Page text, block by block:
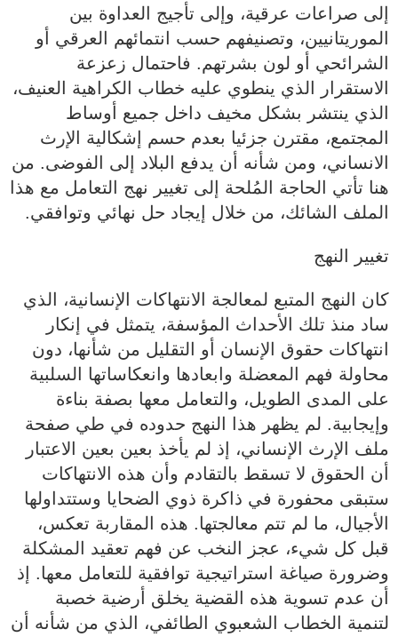
إلى صراعات عرقية، وإلى تأجيج العداوة بين
الموريتانيين، وتصنيفهم حسب انتمائهم العرقي أو
الشرائحي أو لون بشرتهم. فاحتمال زعزعة
الاستقرار الذي ينطوي عليه خطاب الكراهية العنيف،
الذي ينتشر بشكل مخيف داخل جميع أوساط
المجتمع، مقترن جزئيا بعدم حسم إشكالية الإرث
الانساني، ومن شأنه أن يدفع البلاد إلى الفوضى. من
هنا تأتي الحاجة المُلحة إلى تغيير نهج التعامل مع هذا
الملف الشائك، من خلال إيجاد حل نهائي وتوافقي.
تغيير النهج
كان النهج المتبع لمعالجة الانتهاكات الإنسانية، الذي
ساد منذ تلك الأحداث المؤسفة، يتمثل في إنكار
انتهاكات حقوق الإنسان أو التقليل من شأنها، دون
محاولة فهم المعضلة وابعادها وانعكاساتها السلبية
على المدى الطويل، والتعامل معها بصفة بناءة
وإيجابية. لم يظهر هذا النهج حدوده في طي صفحة
ملف الإرث الإنساني، إذ لم يأخذ بعين بعين الاعتبار
أن الحقوق لا تسقط بالتقادم وأن هذه الانتهاكات
ستبقى محفورة في ذاكرة ذوي الضحايا وستتداولها
الأجيال، ما لم تتم معالجتها. هذه المقاربة تعكس،
قبل كل شيء، عجز النخب عن فهم تعقيد المشكلة
وضرورة صياغة استراتيجية توافقية للتعامل معها. إذ
أن عدم تسوية هذه القضية يخلق أرضية خصبة
لتنمية الخطاب الشعبوي الطائفي، الذي من شأنه أن